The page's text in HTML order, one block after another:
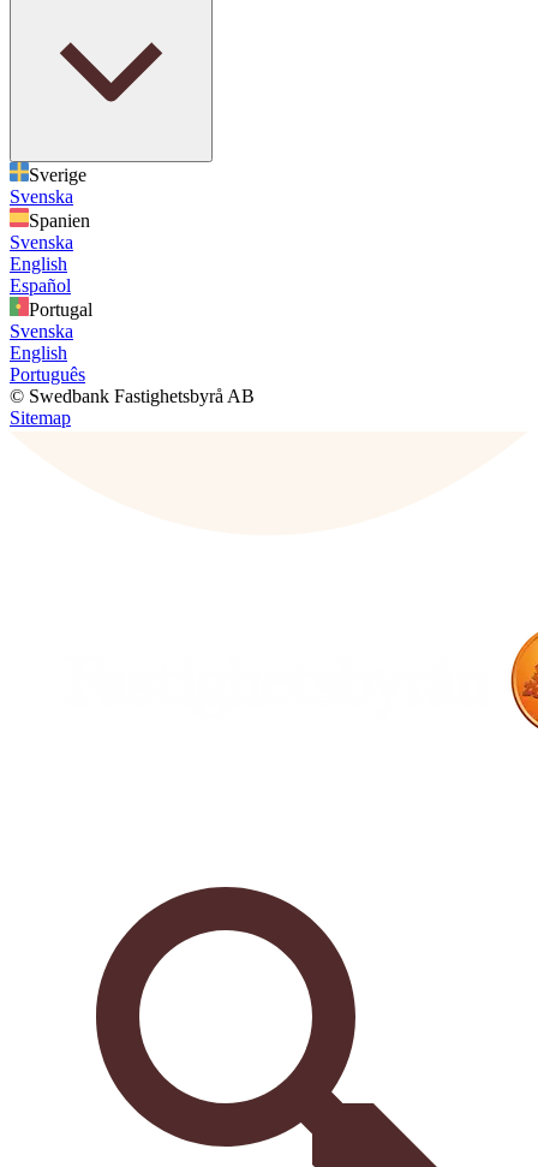
Sverige
Svenska
Spanien
Svenska
English
Español
Portugal
Svenska
English
Português
© Swedbank Fastighetsbyrå AB
Sitemap